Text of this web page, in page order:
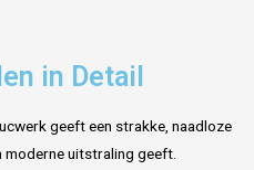
in Detail
geeft een strakke, naadloze
moderne uitstraling geeft.